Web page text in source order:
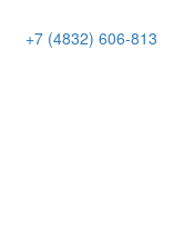
+7 (4832) 606-813